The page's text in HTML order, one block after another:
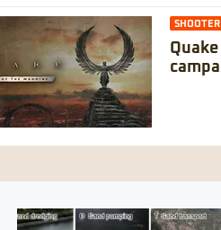
SHOOTER